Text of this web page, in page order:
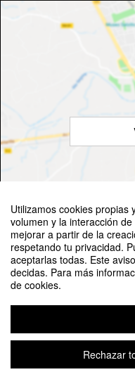
Utilizamos cookies
volumen y la interacción
mejorar a partir de la
respetando tu privacidad.
aceptarlas todas. Este
decidas. Para más
de cookies.
Rechazar
Aviso legal|Contacto